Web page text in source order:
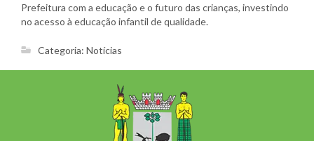
Prefeitura com a educação e o futuro das crianças, investindo
no acesso à educação infantil de qualidade.
Categoria: Notícias